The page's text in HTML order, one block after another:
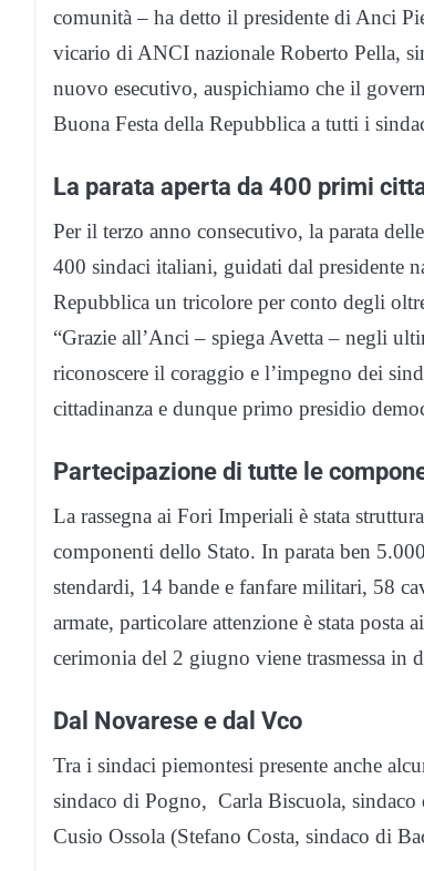
comunità – ha detto il presidente di Anci
vicario di ANCI nazionale Roberto Pella,
nuovo esecutivo, auspichiamo che il
Buona Festa della Repubblica a tutti i
La parata aperta da 400 primi
Per il terzo anno consecutivo, la parata
400 sindaci italiani, guidati dal presidente
Repubblica un tricolore per conto degli
“Grazie all’Anci – spiega Avetta – negli
riconoscere il coraggio e l’impegno dei
cittadinanza e dunque primo presidio
Partecipazione di tutte le
La rassegna ai Fori Imperiali è stata
componenti dello Stato. In parata ben
stendardi, 14 bande e fanfare militari, 58
armate, particolare attenzione è stata
cerimonia del 2 giugno viene trasmessa in
Dal Novarese e dal Vco
Tra i sindaci piemontesi presente anche
sindaco di Pogno, Carla Biscuola,
Cusio Ossola (Stefano Costa, sindaco di